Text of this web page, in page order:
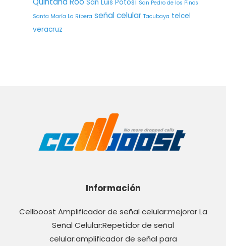
San Luis Potosí San Pedro de los Pinos
Santa María La Ribera señal celular Tacubaya telcel
veracruz
Información
Cellboost Amplificador de señal celular:mejorar La
Señal Celular:Repetidor de señal
celular:amplificador de señal para